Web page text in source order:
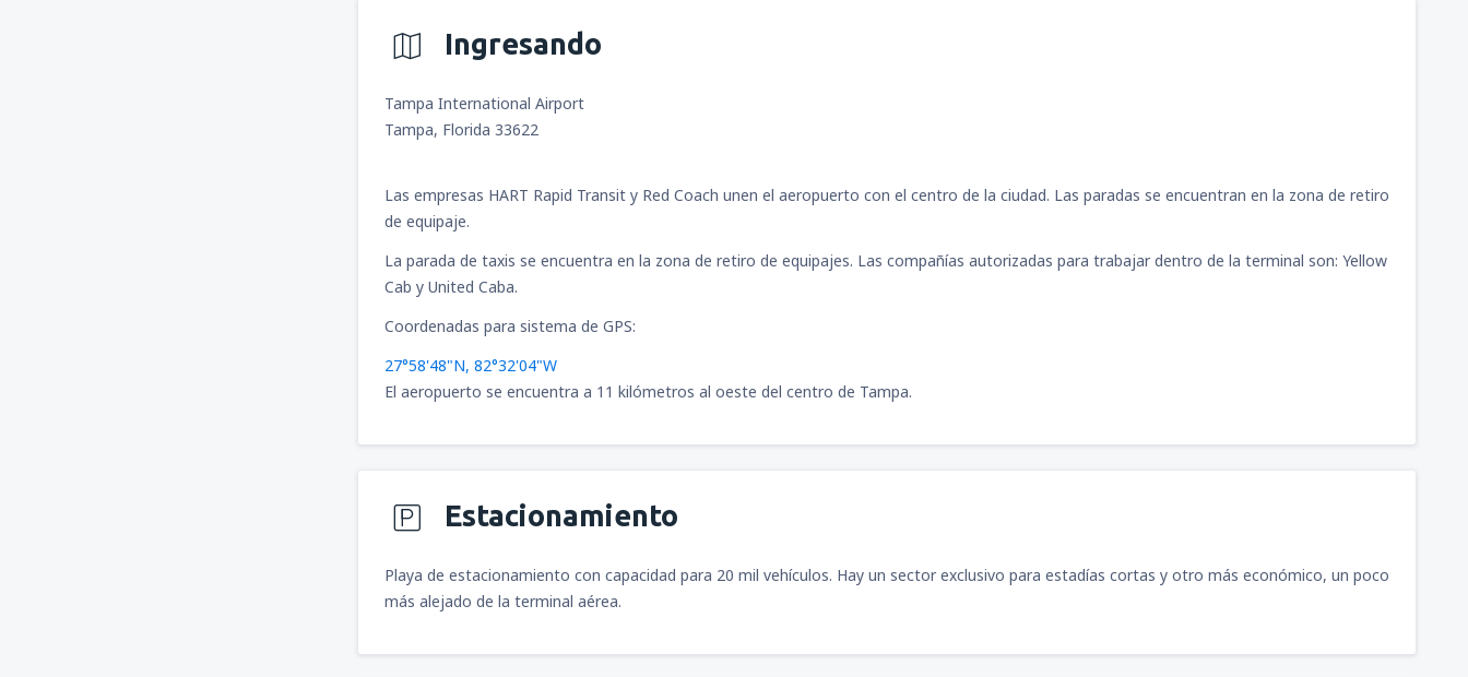
Ingresando
Tampa International Airport
Tampa, Florida 33622
Las empresas HART Rapid Transit y Red Coach unen el aeropuerto con el centro de la ciudad. Las paradas se encuentran en la zona de retiro
de equipaje.
La parada de taxis se encuentra en la zona de retiro de equipajes. Las compañías autorizadas para trabajar dentro de la terminal son: Yellow
Cab y United Caba.
Coordenadas para sistema de GPS:
27°58'48"N, 82°32'04"W
El aeropuerto se encuentra a 11 kilómetros al oeste del centro de Tampa.
Estacionamiento
Playa de estacionamiento con capacidad para 20 mil vehículos. Hay un sector exclusivo para estadías cortas y otro más económico, un poco
más alejado de la terminal aérea.